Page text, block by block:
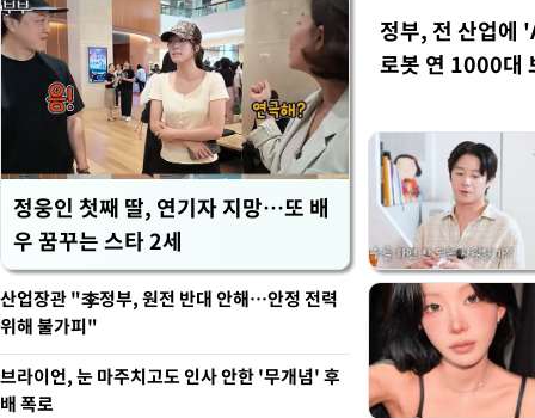
정웅인 첫째 딸, 연기자 지망…또 배
우 꿈꾸는 스타 2세
정부, 전 산업
로봇 연 1000대
산업장관 "李정부, 원전 반대 안해…안정 전력
위해 불가피"
브라이언, 눈 마주치고도 인사 안한 '무개념' 후
배 폭로